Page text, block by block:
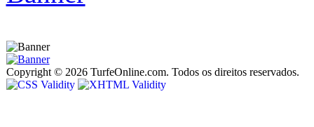
Copyright © 2026 TurfeOnline.com. Todos os direitos reservados.